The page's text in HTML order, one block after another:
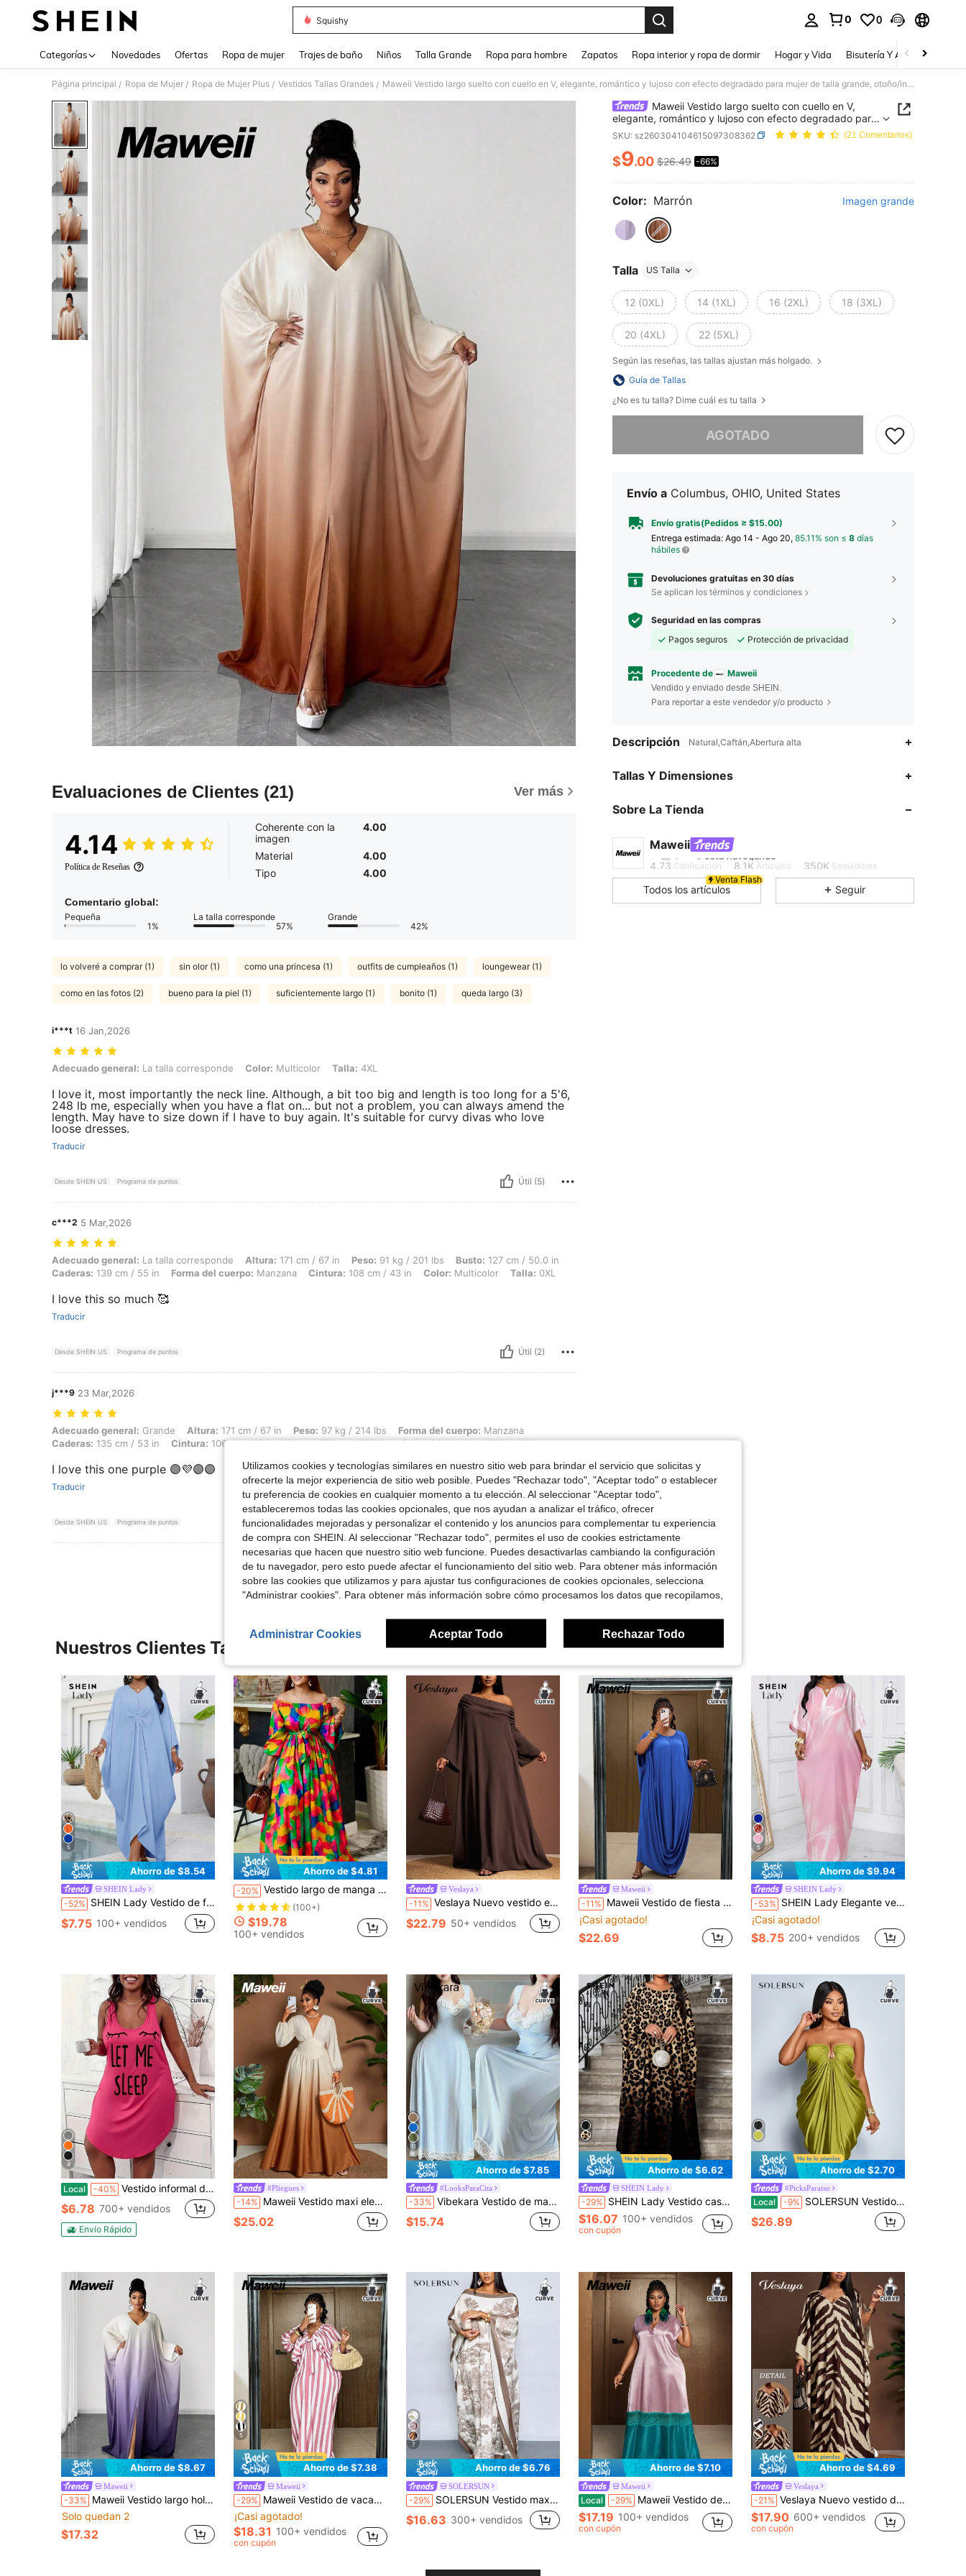
Squishy
0 0
Categorías Novedades Ofertas Ropa de mujer Trajes de baño Niños Talla Grande Ropa para hombre Zapatos Ropa interior y ropa de dormir Hogar y Vida Bisutería Y Accesorios
Página principal / Ropa de Mujer / Ropa de Mujer Plus / Vestidos Tallas Grandes / Maweii Vestido largo suelto con cuello en V, elegante, romántico y lujoso con efecto degradado para mujer de talla grande, otoño/invierno
Evaluaciones de Clientes (21) Ver más
4.14
Política de Reseñas
Coherente con la
imagen
4.00
Material
4.00
Tipo
4.00
Comentario global:
Pequeña
1%
La talla corresponde
57%
Grande
42%
lo volveré a comprar (1) sin olor (1) como una princesa (1) outfits de cumpleaños (1) loungewear (1)
como en las fotos (2) bueno para la piel (1) suficientemente largo (1) bonito (1) queda largo (3)
i***t 16 Jan,2026
Adecuado general: La talla corresponde, Color: Multicolor, Talla: 4XL
Adecuado general: La talla corresponde Color: Multicolor Talla: 4XL
I love it, most importantly the neck line. Although, a bit too big and length is too long for a 5'6,
248 lb me, especially when you have a flat on... but not a problem, you can always amend the
length. May have to size down if I have to buy again. It's suitable for curvy divas who love
loose dresses.
Traducir
Desde SHEIN US Programa de puntos Útil (5)
c***2 5 Mar,2026
Adecuado general: La talla corresponde, Altura: 171 cm / 67 in, Peso: 91 kg / 201 lbs, Busto: 127 cm / 50.0 in, Caderas: 139 cm / 55 in, Forma del cuerpo: Manzana, Cintura: 108 cm / 43 in, Color: Multicolor, Talla: 0XL
Adecuado general: La talla corresponde Altura: 171 cm / 67 in Peso: 91 kg / 201 lbs Busto: 127 cm / 50.0 in
Caderas: 139 cm / 55 in Forma del cuerpo: Manzana Cintura: 108 cm / 43 in Color: Multicolor Talla: 0XL
I love this so much 🥰
Traducir
Desde SHEIN US Programa de puntos Útil (2)
j***9 23 Mar,2026
Adecuado general: Grande, Altura: 171 cm / 67 in, Peso: 97 kg / 214 lbs, Forma del cuerpo: Manzana, Caderas: 135 cm / 53 in, Cintura: 106 cm / 42 in, Busto: 127 cm / 50.0 in, Color: Multicolor, Talla: 2XL
Adecuado general: Grande Altura: 171 cm / 67 in Peso: 97 kg / 214 lbs Forma del cuerpo: Manzana
Caderas: 135 cm / 53 in Cintura: 106 cm / 42 in Busto:127 cm / 50.0 in Color:Multicolor Talla:2XL
I love this one purple 🟣💜🟣🟣
Traducir
Desde SHEIN US Programa de puntos Útil (1)
Ver Más Reseñas
Maweii Vestido largo suelto con cuello en V,
elegante, romántico y lujoso con efecto degradado para
mujer de talla grande, otoño/invierno
SKU: sz260304104615097308362 (21 Comentarios)
PRICE AND AVAILABILITY
$9.00 $26.49 -66%
Color: Marrón Imagen grande
Talla US Talla
12 (0XL) 14 (1XL) 16 (2XL) 18 (3XL)
20 (4XL) 22 (5XL)
Según las reseñas, las tallas ajustan más holgado.
Guía de Tallas
¿No es tu talla? Dime cuál es tu talla
AGOTADO
Envío a Columbus, OHIO, United States
Envío gratis(Pedidos ≥ $15.00)
Entrega estimada: Ago 14 - Ago 20, 85.11% son ≤ 8 días
hábiles
Devoluciones gratuitas en 30 días
Se aplican los términos y condiciones
Seguridad en las compras
Pagos seguros
Protección de privacidad
Procedente de Maweii
Vendido y enviado desde SHEIN.
Para reportar a este vendedor y/o producto
Descripción Natural,Caftán,Abertura alta
Tallas Y Dimensiones
Sobre La Tienda
Maweii
4.73
F***sestá navegando
4.73 Calificación 8.1K Artículos 350K Seguidores
4.73 8.1K 350K
Venta Flash
Todos los artículos Seguir
Nuestros Clientes También Vieron
5
Ahorro de $8.54
SHEIN Lady
-52% SHEIN Lady Vestido de fiesta de talla grande para mujer con mangas cortas tejidas, bata suelta y con vuelo, vestido de ducha nupcial, vestido largo y delgado para mujer de talla alta para la playa
$7.75 100+ vendidos
Ahorro de $4.81
-20% Vestido largo de manga larga, estampado floral, con hombros descubiertos y cinturón de amarre a la cintura, elegante y casual, para mujer de talla grande, apto para primavera/verano
(100+)
$19.78
100+ vendidos
Veslaya
-11% Veslaya Nuevo vestido elegante de manga larga con hombros sueltos y cuello de solapa en color café oscuro, corte evasé, adecuado para fiestas, citas, bodas, cumpleaños, San Valentín, reuniones, tallas grandes, vestido modesto, abaya abierta, para otoño/invierno
$22.79 50+ vendidos
Maweii
-11% Maweii Vestido de fiesta casual de talla grande para mujer, unicolor, cuello redondo y plisado
¡Casi agotado!
$22.69
5
Ahorro de $9.94
SHEIN Lady
-53% SHEIN Lady Elegante vestido tipo kaftan azul marino tejido, versátil para primavera, verano y otoño, tallas grandes
¡Casi agotado!
$8.75 200+ vendidos
4
Local -40% Vestido informal de talla grande para estar en casa, vestido de tirantes sin mangas con escote redondo, espalda deportiva y bajo curvo, estampado de pestañas y letras para mujer.
$6.78 700+ vendidos
Envío Rápido
#Pliegues
-14% Maweii Vestido maxi elegante de mujer talla grande con estampado degradado, lazo en el cuello en V, manga larga, cintura ceñida, diseño versátil para vacaciones, playa, festivales de música, primavera/verano
$25.02
11
Ahorro de $7.85
#LooksParaCita
-33% Vibekara Vestido de manga corta con bloque de color, cuello con diamantes y costillas para tallas grandes
$15.74
Ahorro de $6.62
SHEIN Lady
-29% SHEIN Lady Vestido casual de estilo vacacional con estampado de leopardo degradado de talla grande, cuello redondo, manga larga, empalme de unicolor, vestido casual holgado, vestido de verano para mujer
$16.07 100+ vendidos
con cupón
Ahorro de $2.70
#PicksParaiso
Local -9% SOLERSUN Vestido maxi de tubo ajustado con decoración metálica y pliegues para mujeres de talla grande, ideal para uso diario y de oficina. Vestido sin tirantes, sin mangas, de punto verde hierba, con pliegues y envolvente, sexy, perfecto para graduación, fiesta, boda, baile de graduación, vestido de noche de lujo para mujer, vestido brillante, para Halloween, Navidad, Año Nuevo
$26.89
Ahorro de $8.67
Maweii
-33% Maweii Vestido largo holgado con cuello en V y degradado elegante y romántico para mujer de talla grande, adecuado para fiestas, otoño/invierno
Solo quedan 2
$17.32
5
Ahorro de $7.38
Maweii
-29% Maweii Vestido de vacaciones de talla grande con cuello en V, mangas abullonadas, lazo y rayas
¡Casi agotado!
$18.31 100+ vendidos
con cupón
7
Ahorro de $6.76
SOLERSUN
-29% SOLERSUN Vestido maxi con capa elegante de mujer, estampado floral, vestido de playa ligero para vacaciones y noche, vestido de fiesta formal con capa floral elegante en beige, hombros descubiertos
$16.63 300+ vendidos
Ahorro de $7.10
Maweii
Local -29% Maweii Vestido de línea A sin mangas con bloques de color de satén para mujer talla grande, vestido de vacaciones de verano
$17.19 100+ vendidos
con cupón
Ahorro de $4.69
Veslaya
-21% Veslaya Nuevo vestido de primavera/verano elegante para vacaciones, fiestas de cumpleaños, banquetes, vuelta al colegio, estilo universitario, uso diario casual, cruceros, virales, ropa urbana, trayectos, casual de negocios, citas, reuniones con escote en V y mangas 3/4 con abertura, talla grande, mangas de murciélago, vestido largo de cebra negro y beige de talla grande, conjunto de estampado de cebra, vestidos envolventes para mujer, vestidos tipo kaftan, vestido estampado de cebra para mujer
$17.90 600+ vendidos
con cupón
Utilizamos cookies y tecnologías similares en nuestro sitio web para brindar el servicio que solicitas y
ofrecerte la mejor experiencia de sitio web posible. Puedes "Rechazar todo", "Aceptar todo" o establecer
tu preferencia de cookies en cualquier momento a tu elección. Al seleccionar "Aceptar todo",
estableceremos todas las cookies opcionales, que nos ayudan a analizar el tráfico, ofrecer
funcionalidades mejoradas y personalizar el contenido y los anuncios para complementar tu experiencia
de compra con SHEIN. Al seleccionar "Rechazar todo", permites el uso de cookies estrictamente
necesarias que hacen que nuestro sitio web funcione. Puedes desactivarlas cambiando la configuración
de tu navegador, pero esto puede afectar el funcionamiento del sitio web. Para obtener más información
sobre las cookies que utilizamos y para ajustar tus configuraciones de cookies opcionales, selecciona
"Administrar cookies". Para obtener más información sobre cómo procesamos los datos que recopilamos,
Administrar Cookies Aceptar Todo Rechazar Todo